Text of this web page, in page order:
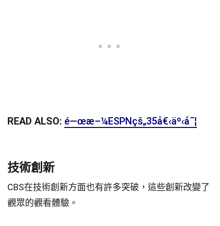
READ ALSO: é—œæ–¼ESPNçš„35å€‹äº‹å¯¦
技術創新
CBS在技術創新方面也有許多突破，這些創新改變了
觀眾的觀看體驗。